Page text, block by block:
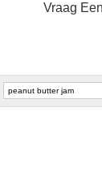
Vraag